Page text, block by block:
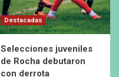
Destacadas
Selecciones juveniles
de Rocha debutaron
con derrota